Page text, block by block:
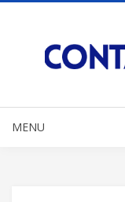
MENU